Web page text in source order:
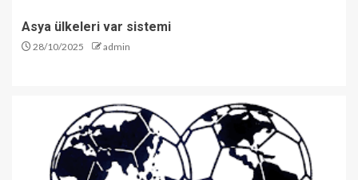
Asya ülkeleri var sistemi
28/10/2025 admin